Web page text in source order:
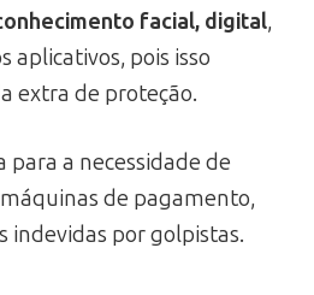
facial, digital,
aplicativos, pois isso
extra de proteção.
para a necessidade de
de pagamento,
indevidas por golpistas.